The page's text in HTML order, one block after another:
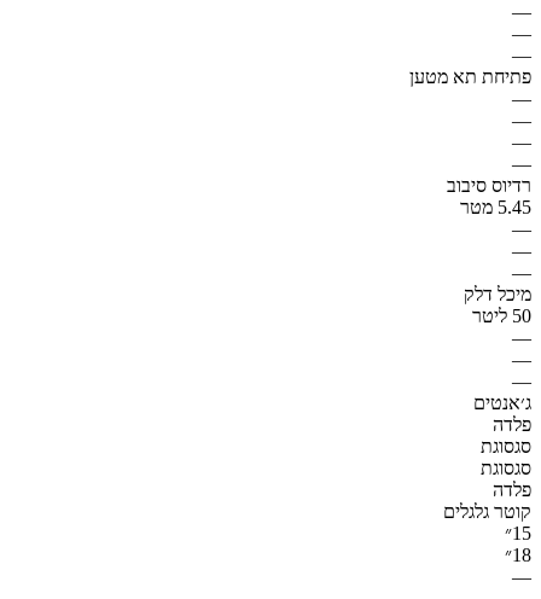
—
—
—
פתיחת תא מטען
—
—
—
—
רדיוס סיבוב
5.45 מטר
—
—
—
מיכל דלק
50 ליטר
—
—
—
ג׳אנטים
פלדה
סגסוגת
סגסוגת
פלדה
קוטר גלגלים
15״
18״
—